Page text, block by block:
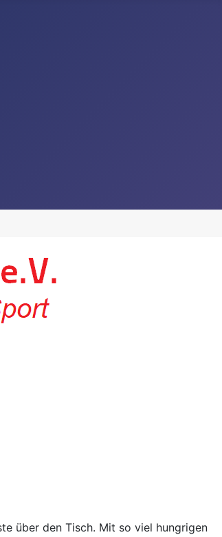
über den Tisch. Mit so viel hungrigen